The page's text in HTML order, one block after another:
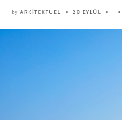
by ARKITEKTUEL 28 EYLÜL